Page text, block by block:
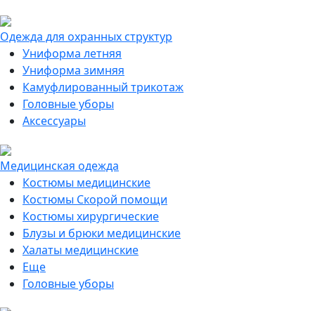
Одежда для охранных структур
Униформа летняя
Униформа зимняя
Камуфлированный трикотаж
Головные уборы
Аксессуары
Медицинская одежда
Костюмы медицинские
Костюмы Скорой помощи
Костюмы хирургические
Блузы и брюки медицинские
Халаты медицинские
Еще
Головные уборы